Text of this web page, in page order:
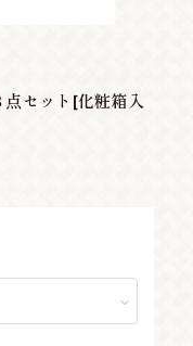
点セット[化粧箱入